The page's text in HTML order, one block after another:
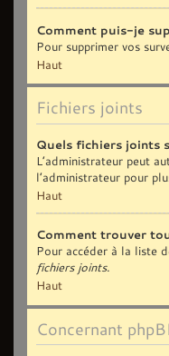
Comment puis-je
Pour supprimer vos
Haut
Fichiers joints
Quels fichiers joints
L’administrateur peut
l’administrateur pour
Haut
Comment trouver
Pour accéder à la liste
fichiers joints.
Haut
Concernant